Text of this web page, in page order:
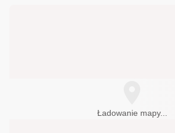
Ładowanie mapy...